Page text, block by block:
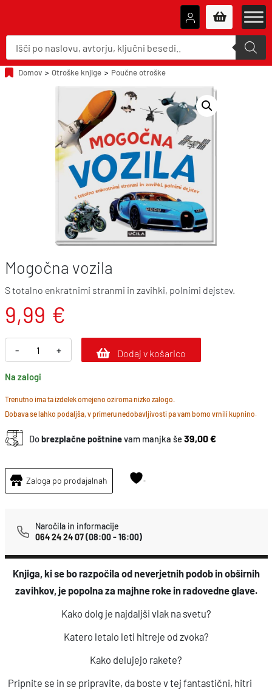
P
o
d
u
c
Domov > Otroške knjige > Poučne otroške
Mogočna vozila
S totalno enkratnimi stranmi in zavihki, polnimi dejstev.
9,99 €
-
o
g
o
č
n
v
a
n
+ Dodaj v košarico
Na zalogi
Trenutno ima ta izdelek omejeno oziroma nizko zalogo.
Dobava se lahko podaljša, v primeru nedobavljivosti pa vam bomo vrnili kupnino.
Dobrezplačne poštninevam manjka še39,00 €
Zaloga po prodajalnah
Naročila in informacije
064 24 24 07(08:00 - 16:00)
Knjiga, ki se bo razpočila od neverjetnih podob in obširnih
zavihkov, je popolna za majhne roke in radovedne glave.
Kako dolg je najdaljši vlak na svetu?
Katero letalo leti hitreje od zvoka?
Kako delujejo rakete?
Pripnite se in se pripravite, da boste v tej fantastični, hitri